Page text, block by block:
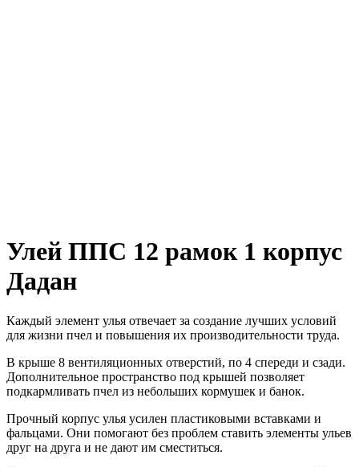
Улей ППС 12 рамок 1 корпус
Дадан
Каждый элемент улья отвечает за создание лучших условий
для жизни пчел и повышения их производительности труда.
В крыше 8 вентиляционных отверстий, по 4 спереди и сзади.
Дополнительное пространство под крышей позволяет
подкармливать пчел из небольших кормушек и банок.
Прочный корпус улья усилен пластиковыми вставками и
фальцами. Они помогают без проблем ставить элементы ульев
друг на друга и не дают им сместиться.